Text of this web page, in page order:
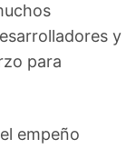
y
para
empeño